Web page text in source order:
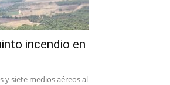
incendio en
y siete medios aéreos al